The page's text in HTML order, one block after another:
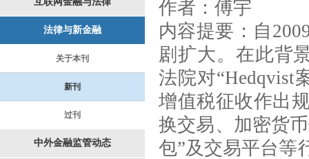
法律与新金融
关于本刊
新刊
过刊
中外金融监管动态
作者 ： 傅宇
内容提要 ： 自
剧扩大。在此背
法院对“Hedqvist
增值税征收作出
换交易、加密货
包”及交易平台等